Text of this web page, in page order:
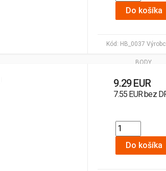
Kód: HB_0037
BODY
Do košíka
9.29 EUR
7.55 EUR bez
Do košíka